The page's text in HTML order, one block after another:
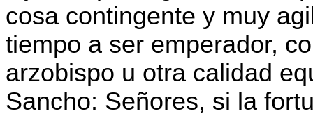
cosa contingente y muy
tiempo a ser emperador,
arzobispo u otra calidad
Sancho: Señores, si la